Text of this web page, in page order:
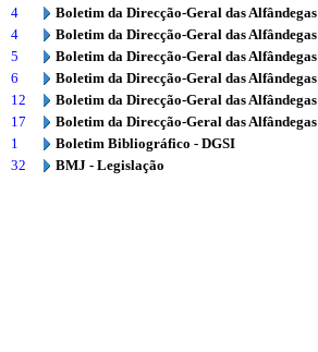
4
Boletim da Direcção-Geral das Alfândegas
4
Boletim da Direcção-Geral das Alfândegas
5
Boletim da Direcção-Geral das Alfândegas
6
Boletim da Direcção-Geral das Alfândegas
12
Boletim da Direcção-Geral das Alfândegas
17
Boletim da Direcção-Geral das Alfândegas
1
Boletim Bibliográfico - DGSI
32
BMJ - Legislação